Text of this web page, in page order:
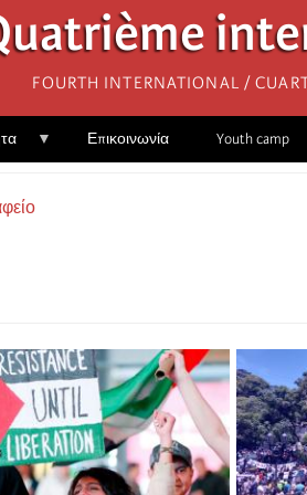
Fourth International /
Επικοινωνία Youth camp